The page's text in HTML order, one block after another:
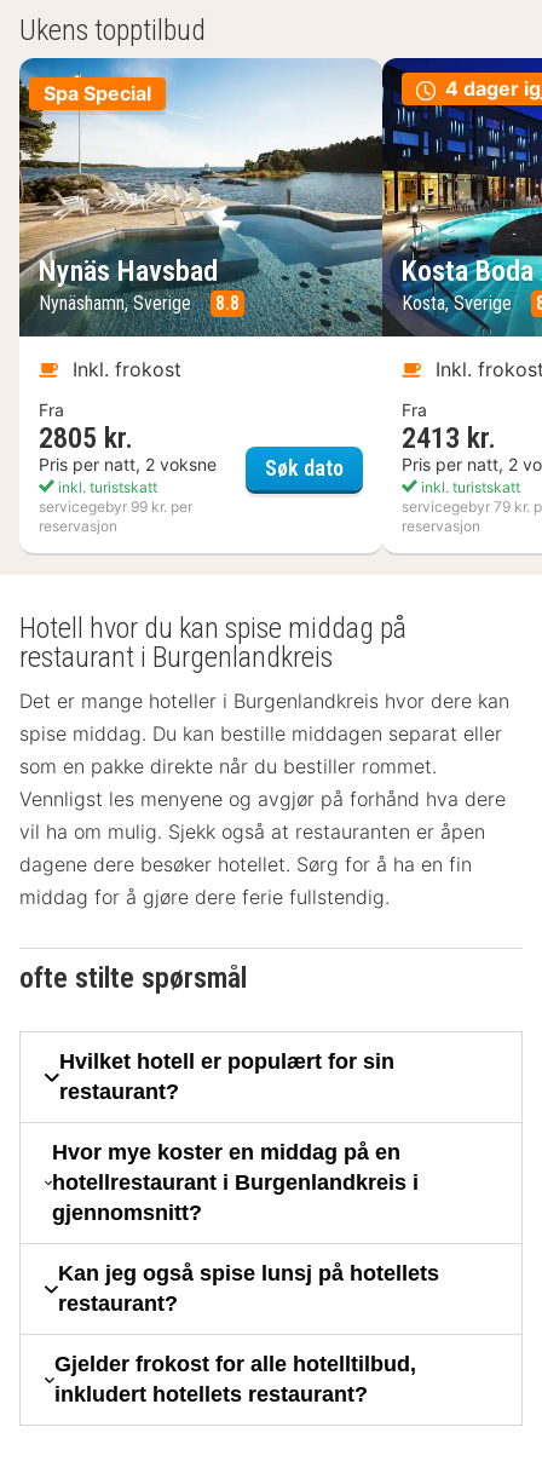
Ukens topptilbud
Spa Special
Nynäs Havsbad
Nynäshamn, Sverige 8.8
Inkl. frokost
Fra
2805 kr.
Pris per natt, 2 voksne
inkl. turistskatt
servicegebyr 99 kr. per
reservasjon
Søk datoNynäs Havsbad
4 dager
Kosta
Kosta, Sverige
Inkl.
Fra
2413 kr.
Pris per natt, 2
inkl. turistskatt
servicegebyr 79 kr.
reservasjon
Hotell hvor du kan spise middag på
restaurant i Burgenlandkreis
Det er mange hoteller i Burgenlandkreis hvor dere kan
spise middag. Du kan bestille middagen separat eller
som en pakke direkte når du bestiller rommet.
Vennligst les menyene og avgjør på forhånd hva dere
vil ha om mulig. Sjekk også at restauranten er åpen
dagene dere besøker hotellet. Sørg for å ha en fin
middag for å gjøre dere ferie fullstendig.
ofte stilte spørsmål
Hvilket hotell er populært for sin
restaurant?
Hvor mye koster en middag på en
hotellrestaurant i Burgenlandkreis i
gjennomsnitt?
Kan jeg også spise lunsj på hotellets
restaurant?
Gjelder frokost for alle hotelltilbud,
inkludert hotellets restaurant?